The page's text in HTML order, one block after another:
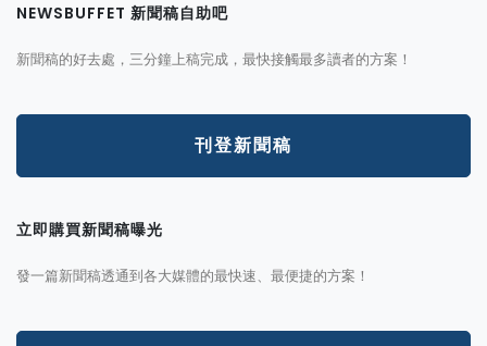
NEWSBUFFET 新聞稿自助吧
新聞稿的好去處，三分鐘上稿完成，最快接觸最多讀者的方案！
刊登新聞稿
立即購買新聞稿曝光
發一篇新聞稿透通到各大媒體的最快速、最便捷的方案！